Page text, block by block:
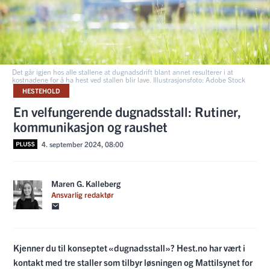
Det går igjen hos alle stallene at dugnadsdrift blant annet resulterer i at
kostnadene for å ha hest ved stallen blir lave. Illustrasjonsfoto: Adobe Stock
HESTEHOLD
En velfungerende dugnadsstall: Rutiner,
kommunikasjon og raushet
4. september 2024, 08:00
Maren G. Kalleberg
Ansvarlig redaktør
Kjenner du til konseptet «dugnadsstall»? Hest.no har vært i
kontakt med tre staller som tilbyr løsningen og Mattilsynet for